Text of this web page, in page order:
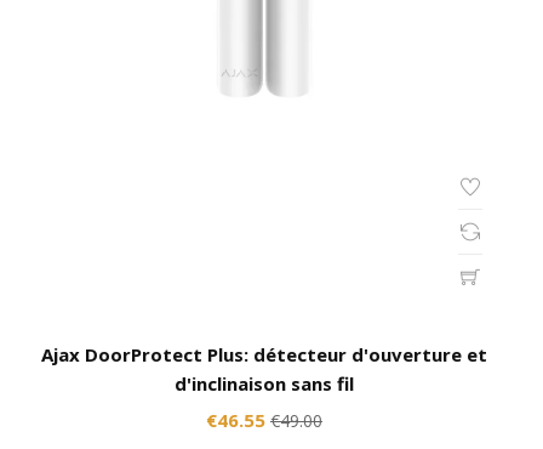
Ajax DoorProtect Plus: détecteur d'ouverture et
d'inclinaison sans fil
€46.55 €49.00